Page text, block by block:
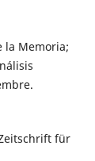
la Memoria;
für